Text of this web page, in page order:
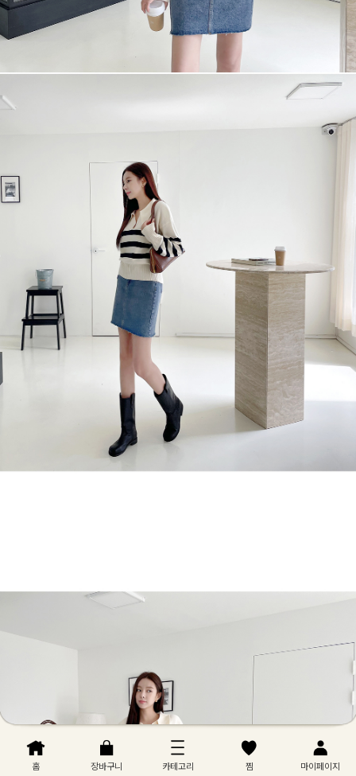
홈 장바구니 카테고리 찜 마이페이지